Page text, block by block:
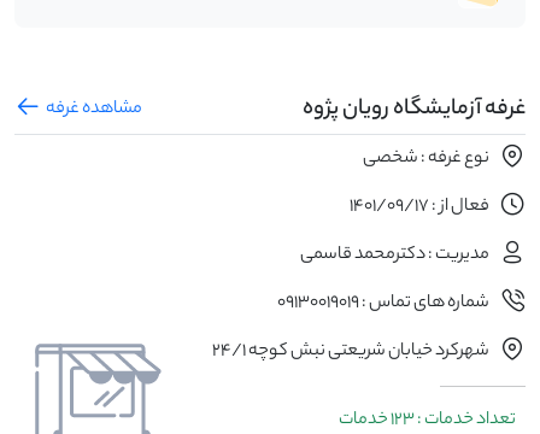
غرفه آزمایشگاه رویان پژوه
مشاهده غرفه
نوع غرفه : شخصی
فعال از : 1401/09/17
مدیریت : دکترمحمد قاسمی
شماره های تماس : 09130019019
شهرکرد خیابان شریعتی نبش کوچه 24/1
تعداد خدمات : 123 خدمات